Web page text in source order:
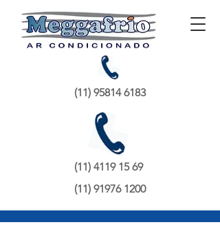
(11) 95814 6183
(11) 4119 15 69
(11) 91976 1200